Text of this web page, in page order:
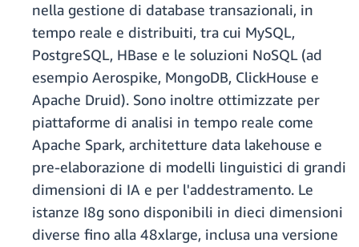
nella gestione di database transazionali, in
tempo reale e distribuiti, tra cui MySQL,
PostgreSQL, HBase e le soluzioni NoSQL (ad
esempio Aerospike, MongoDB, ClickHouse e
Apache Druid). Sono inoltre ottimizzate per
piattaforme di analisi in tempo reale come
Apache Spark, architetture data lakehouse e
pre-elaborazione di modelli linguistici di grandi
dimensioni di IA e per l'addestramento. Le
istanze I8g sono disponibili in dieci dimensioni
diverse fino alla 48xlarge, inclusa una versione